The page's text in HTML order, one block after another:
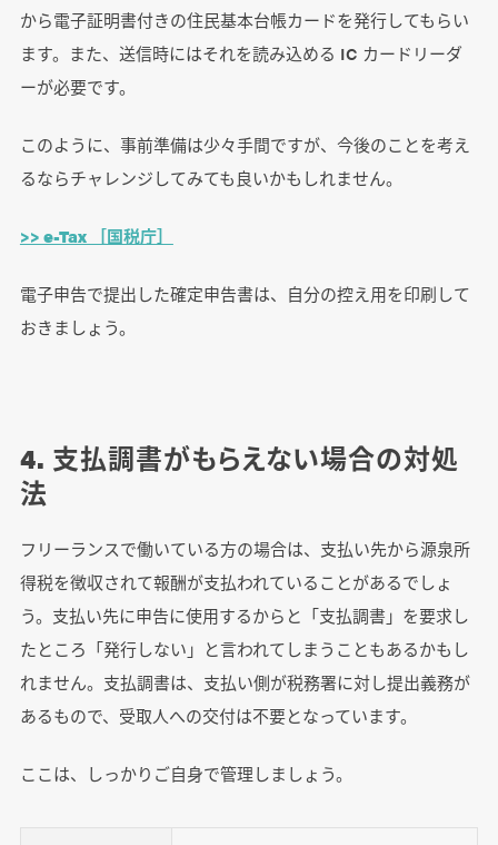
から電子証明書付きの住民基本台帳カードを発行してもらい
ます。また、送信時にはそれを読み込める IC カードリーダ
ーが必要です。
このように、事前準備は少々手間ですが、今後のことを考え
るならチャレンジしてみても良いかもしれません。
>> e-Tax ［国税庁］
電子申告で提出した確定申告書は、自分の控え用を印刷して
おきましょう。
4. 支払調書がもらえない場合の対処
法
フリーランスで働いている方の場合は、支払い先から源泉所
得税を徴収されて報酬が支払われていることがあるでしょ
う。支払い先に申告に使用するからと「支払調書」を要求し
たところ「発行しない」と言われてしまうこともあるかもし
れません。支払調書は、支払い側が税務署に対し提出義務が
あるもので、受取人への交付は不要となっています。
ここは、しっかりご自身で管理しましょう。